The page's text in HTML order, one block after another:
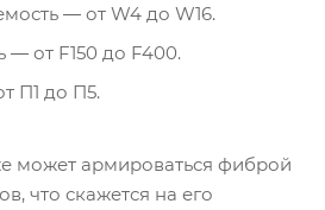
― от W4 до W16.
― от F150 до F400.
П1 до П5.
может армироваться фиброй
что скажется на его